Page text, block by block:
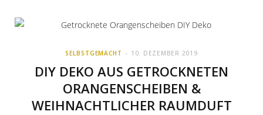
SELBSTGEMACHT 10. DEZEMBER 2019
DIY DEKO AUS GETROCKNETEN
ORANGENSCHEIBEN &
WEIHNACHTLICHER RAUMDUFT